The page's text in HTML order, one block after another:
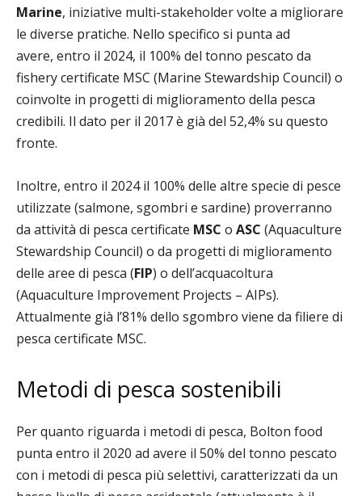
Marine, iniziative multi-stakeholder volte a migliorare
le diverse pratiche. Nello specifico si punta ad
avere, entro il 2024, il 100% del tonno pescato da
fishery certificate MSC (Marine Stewardship Council) o
coinvolte in progetti di miglioramento della pesca
credibili. Il dato per il 2017 è già del 52,4% su questo
fronte.
Inoltre, entro il 2024 il 100% delle altre specie di pesce
utilizzate (salmone, sgombri e sardine) proverranno
da attività di pesca certificate MSC o ASC (Aquaculture
Stewardship Council) o da progetti di miglioramento
delle aree di pesca (FIP) o dell’acquacoltura
(Aquaculture Improvement Projects – AIPs).
Attualmente già l’81% dello sgombro viene da filiere di
pesca certificate MSC.
Metodi di pesca sostenibili
Per quanto riguarda i metodi di pesca, Bolton food
punta entro il 2020 ad avere il 50% del tonno pescato
con i metodi di pesca più selettivi, caratterizzati da un